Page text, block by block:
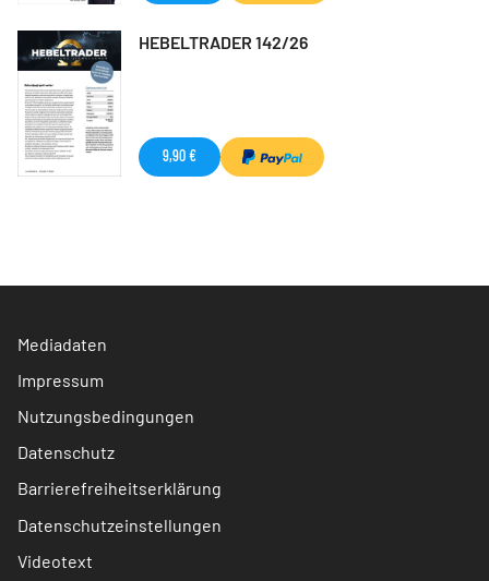
HEBELTRADER 142/26
9,90 €
Mediadaten
Impressum
Nutzungsbedingungen
Datenschutz
Barrierefreiheitserklärung
Datenschutzeinstellungen
Videotext